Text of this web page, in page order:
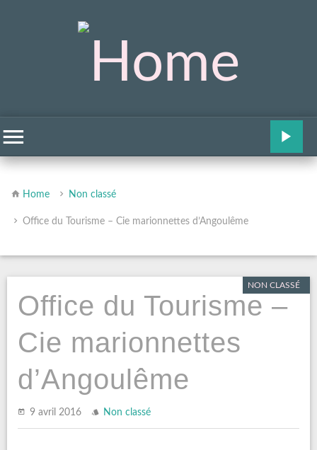
Home Non classé
Office du Tourisme – Cie marionnettes d’Angoulême
NON CLASSÉ
Office du Tourisme –
Cie marionnettes
d’Angoulême
9 avril 2016 Non classé